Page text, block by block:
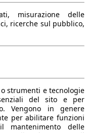
misurazione delle
ricerche sul pubblico,
strumenti e tecnologie
del sito e per
Vengono in genere
per abilitare funzioni
mantenimento delle